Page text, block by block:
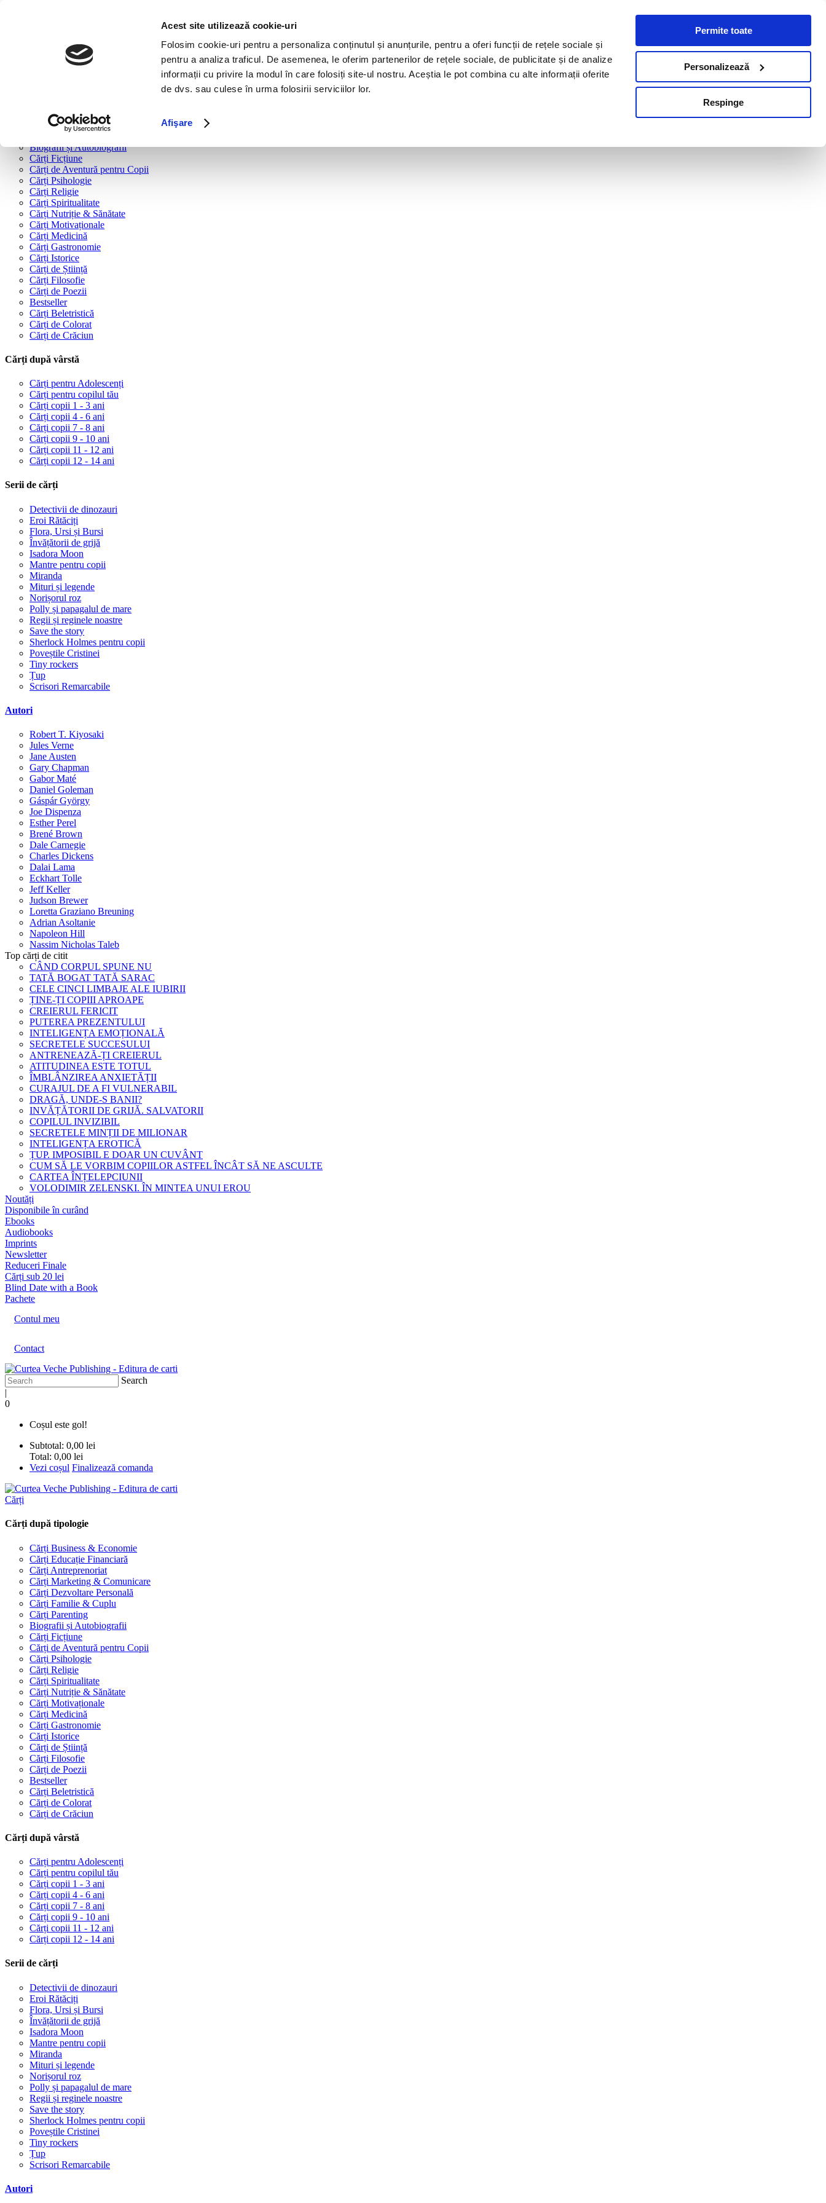
Acest site utilizează cookie-uri
Folosim cookie-uri pentru a personaliza conținutul și anunțurile, pentru a oferi funcții de rețele sociale și
pentru a analiza traficul. De asemenea, le oferim partenerilor de rețele sociale, de publicitate și de analize
informații cu privire la modul în care folosiți site-ul nostru. Aceștia le pot combina cu alte informații oferite
de dvs. sau culese în urma folosirii serviciilor lor.
Afişare
Permite toate
Personalizează
Respinge
Cărți după tipologie
Cărți Dezvoltare Personală
Cărți Familie & Cuplu
Biografii și Autobiografii
Cărți Ficțiune
Cărți de Aventură pentru Copii
Cărți Psihologie
Cărți Religie
Cărți Spiritualitate
Cărți Nutriție & Sănătate
Cărți Motivaționale
Cărți Medicină
Cărți Gastronomie
Cărți Istorice
Cărți de Știință
Cărți Filosofie
Cărți de Poezii
Bestseller
Cărți Beletristică
Cărți de Colorat
Cărți de Crăciun
Cărți după vârstă
Cărți pentru Adolescenți
Cărți pentru copilul tău
Cărți copii 1 - 3 ani
Cărți copii 4 - 6 ani
Cărți copii 7 - 8 ani
Cărți copii 9 - 10 ani
Cărți copii 11 - 12 ani
Cărți copii 12 - 14 ani
Serii de cărți
Detectivii de dinozauri
Eroi Rătăciți
Flora, Ursi și Bursi
Învățătorii de grijă
Isadora Moon
Mantre pentru copii
Miranda
Mituri și legende
Norișorul roz
Polly și papagalul de mare
Regii și reginele noastre
Save the story
Sherlock Holmes pentru copii
Poveștile Cristinei
Tiny rockers
Țup
Scrisori Remarcabile
Autori
Robert T. Kiyosaki
Jules Verne
Jane Austen
Gary Chapman
Gabor Maté
Daniel Goleman
Gáspár György
Joe Dispenza
Esther Perel
Brené Brown
Dale Carnegie
Charles Dickens
Dalai Lama
Eckhart Tolle
Jeff Keller
Judson Brewer
Loretta Graziano Breuning
Adrian Asoltanie
Napoleon Hill
Nassim Nicholas Taleb
Top cărți de citit
CÂND CORPUL SPUNE NU
TATĂ BOGAT TATĂ SARAC
CELE CINCI LIMBAJE ALE IUBIRII
ȚINE-ȚI COPIII APROAPE
CREIERUL FERICIT
PUTEREA PREZENTULUI
INTELIGENȚA EMOȚIONALĂ
SECRETELE SUCCESULUI
ANTRENEAZĂ-ȚI CREIERUL
ATITUDINEA ESTE TOTUL
ÎMBLÂNZIREA ANXIETĂȚII
CURAJUL DE A FI VULNERABIL
DRAGĂ, UNDE-S BANII?
INVĂȚĂTORII DE GRIJĂ. SALVATORII
COPILUL INVIZIBIL
SECRETELE MINȚII DE MILIONAR
INTELIGENȚA EROTICĂ
ȚUP. IMPOSIBIL E DOAR UN CUVÂNT
CUM SĂ LE VORBIM COPIILOR ASTFEL ÎNCÂT SĂ NE ASCULTE
CARTEA ÎNȚELEPCIUNII
VOLODIMIR ZELENSKI. ÎN MINTEA UNUI EROU
Noutăți
Disponibile în curând
Ebooks
Audiobooks
Imprints
Newsletter
Reduceri Finale
Cărți sub 20 lei
Blind Date with a Book
Pachete
Contul meu
Contact
Search
|
0
Coșul este gol!
Subtotal: 0,00 lei
Total: 0,00 lei
Vezi coșul Finalizează comanda
Cărți
Cărți după tipologie
Cărți Business & Economie
Cărți Educație Financiară
Cărți Antreprenoriat
Cărți Marketing & Comunicare
Cărți Dezvoltare Personală
Cărți Familie & Cuplu
Cărți Parenting
Biografii și Autobiografii
Cărți Ficțiune
Cărți de Aventură pentru Copii
Cărți Psihologie
Cărți Religie
Cărți Spiritualitate
Cărți Nutriție & Sănătate
Cărți Motivaționale
Cărți Medicină
Cărți Gastronomie
Cărți Istorice
Cărți de Știință
Cărți Filosofie
Cărți de Poezii
Bestseller
Cărți Beletristică
Cărți de Colorat
Cărți de Crăciun
Cărți după vârstă
Cărți pentru Adolescenți
Cărți pentru copilul tău
Cărți copii 1 - 3 ani
Cărți copii 4 - 6 ani
Cărți copii 7 - 8 ani
Cărți copii 9 - 10 ani
Cărți copii 11 - 12 ani
Cărți copii 12 - 14 ani
Serii de cărți
Detectivii de dinozauri
Eroi Rătăciți
Flora, Ursi și Bursi
Învățătorii de grijă
Isadora Moon
Mantre pentru copii
Miranda
Mituri și legende
Norișorul roz
Polly și papagalul de mare
Regii și reginele noastre
Save the story
Sherlock Holmes pentru copii
Poveștile Cristinei
Tiny rockers
Țup
Scrisori Remarcabile
Autori